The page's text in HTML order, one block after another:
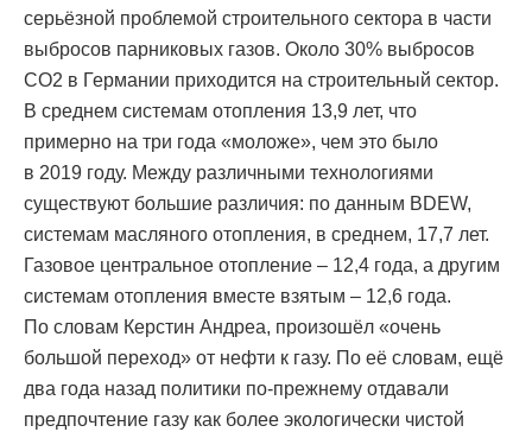
серьёзной проблемой строительного сектора в части
выбросов парниковых газов. Около 30% выбросов
CO2 в Германии приходится на строительный сектор.
В среднем системам отопления 13,9 лет, что
примерно на три года «моложе», чем это было
в 2019 году. Между различными технологиями
существуют большие различия: по данным BDEW,
системам масляного отопления, в среднем, 17,7 лет.
Газовое центральное отопление – 12,4 года, а другим
системам отопления вместе взятым – 12,6 года.
По словам Керстин Андреа, произошёл «очень
большой переход» от нефти к газу. По её словам, ещё
два года назад политики по-прежнему отдавали
предпочтение газу как более экологически чистой